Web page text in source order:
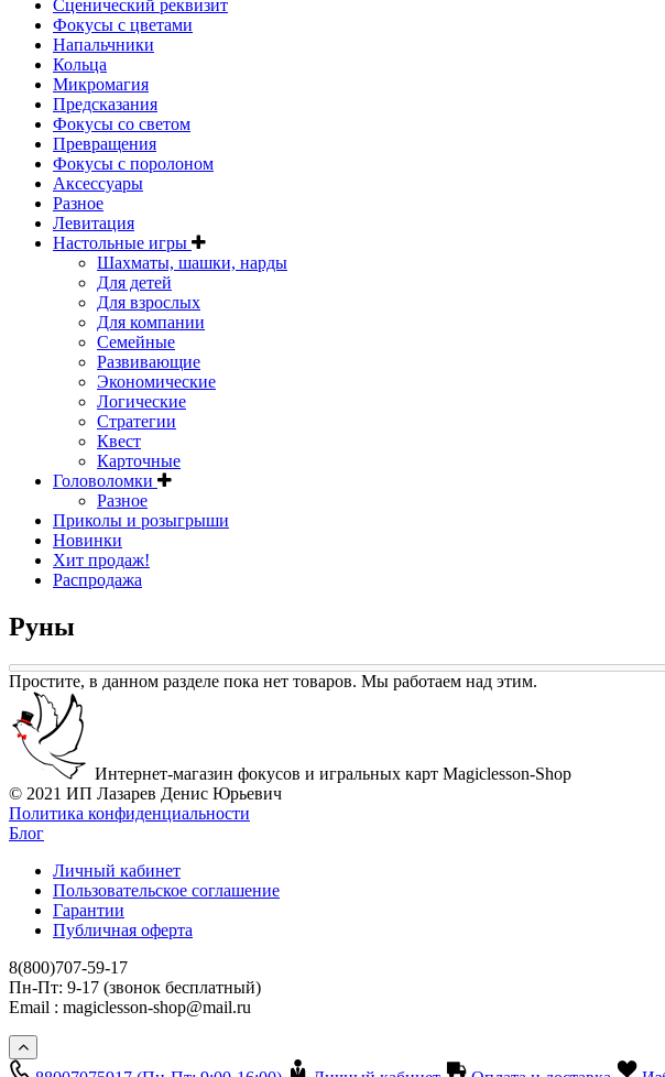
Сценический реквизит
Фокусы с цветами
Напальчники
Кольца
Микромагия
Предсказания
Фокусы со светом
Превращения
Фокусы с поролоном
Аксессуары
Разное
Левитация
Настольные игры
Шахматы, шашки, нарды
Для детей
Для взрослых
Для компании
Семейные
Развивающие
Экономические
Логические
Стратегии
Квест
Карточные
Головоломки
Разное
Приколы и розыгрыши
Новинки
Хит продаж!
Распродажа
Руны
Простите, в данном разделе пока нет товаров. Мы работаем над этим.
Интернет-магазин фокусов и игральных карт Magiclesson-Shop
© 2021 ИП Лазарев Денис Юрьевич
Политика конфиденциальности
Блог
Личный кабинет
Пользовательское соглашение
Гарантии
Публичная оферта
8(800)707-59-17
Пн-Пт: 9-17 (звонок бесплатный)
Email : magiclesson-shop@mail.ru